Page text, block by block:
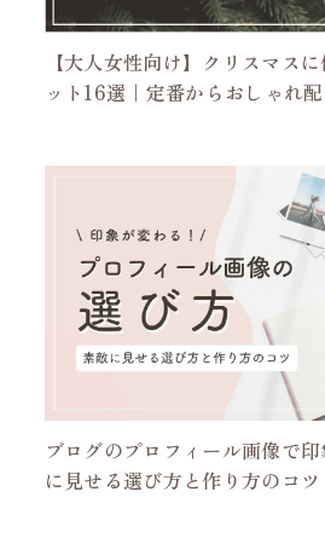
【大人女性向け】クリスマス
ット16選｜定番からおしゃれ
ブログのプロフィール画像で
に見せる選び方と作り方のコツ